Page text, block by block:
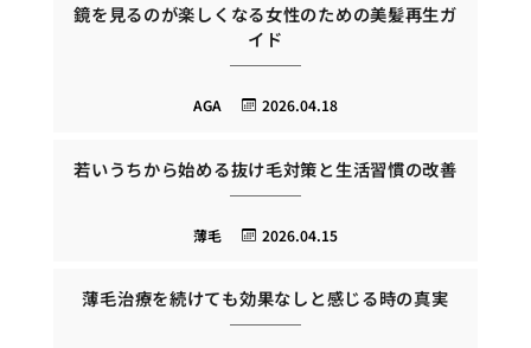
鏡を見るのが楽しくなる女性のための美髪再生ガ
イド
2026.04.18
AGA
若いうちから始める抜け毛対策と生活習慣の改善
2026.04.15
薄毛
薄毛治療を続けても効果なしと感じる時の真実